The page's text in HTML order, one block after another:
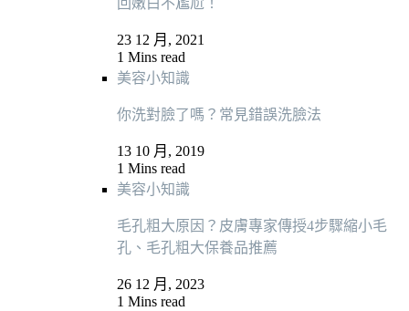
回嫩白不尷尬！
23 12 月, 2021
1 Mins read
美容小知識
你洗對臉了嗎？常見錯誤洗臉法
13 10 月, 2019
1 Mins read
美容小知識
毛孔粗大原因？皮膚專家傳授4步驟縮小毛
孔、毛孔粗大保養品推薦
26 12 月, 2023
1 Mins read